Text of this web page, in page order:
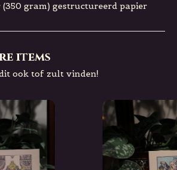
gram) gestructureerd papier
items
ook tof zult vinden!